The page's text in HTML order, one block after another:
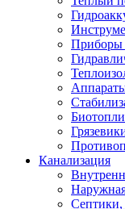
Приборы
Канализация
Септики,